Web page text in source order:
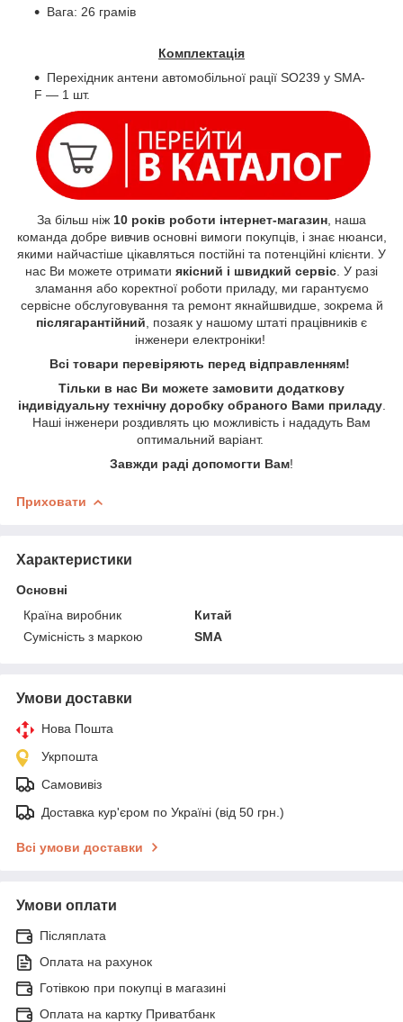
Вага: 26 грамів
Комплектація
Перехідник антени автомобільної рації SO239 у SMA-
F — 1 шт.
За більш ніж 10 років роботи інтернет-магазин , наша
команда добре вивчив основні вимоги покупців, і знає нюанси,
якими найчастіше цікавляться постійні та потенційні клієнти. У
нас Ви можете отримати якісний і швидкий сервіс . У разі
зламання або коректної роботи приладу, ми гарантуємо
сервісне обслуговування та ремонт якнайшвидше, зокрема й
післягарантійний , позаяк у нашому штаті працівників є
інженери електроніки!
Всі товари перевіряють перед відправленням!
Тільки в нас Ви можете замовити додаткову
індивідуальну технічну доробку обраного Вами приладу.
Наші інженери роздивлять цю можливість і нададуть Вам
оптимальний варіант.
Завжди раді допомогти Вам!
Приховати
Характеристики
Основні
Країна виробник
Китай
Сумісність з маркою
SMA
Умови доставки
Нова Пошта
Укрпошта
Самовивіз
Доставка кур'єром по Україні (від 50 грн.)
Всі умови доставки
Умови оплати
Післяплата
Оплата на рахунок
Готівкою при покупці в магазині
Оплата на картку Приватбанк